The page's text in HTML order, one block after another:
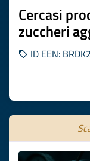
Cercasi
zuccheri
ID EEN: